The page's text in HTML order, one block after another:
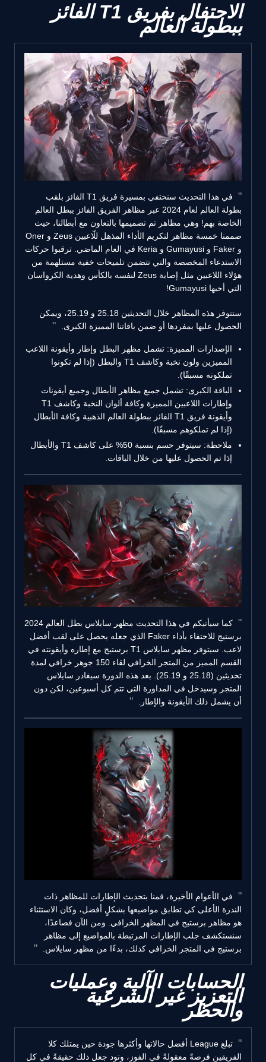
الاحتفال بفريق T1 الفائز
ببطولة العالم
في هذا التحديث سنحتفي بمسيرة فريق T1 الفائز بلقب
بطولة العالم لعام 2024 عبر مظاهر الفريق الفائز ببطل العالم
الخاصة بهم! وهي مظاهر تم تصميمها بالتعاون مع أبطالنا، حيث
صممنا خمسة مظاهر لتكريم الأداء المذهل للّاعبين Zeus و Oner
و Faker و Gumayusi و Keria في العام الماضي. ترقبوا حركات
الاستدعاء المخصصة والتي تتضمن تلميحات خفية مستلهمة من
هؤلاء اللاعبين مثل إصابة Zeus لنفسه بالكأس وهدية الكرواسان
التي أحبها Gumayusi!
ستتوفر هذه المظاهر خلال التحديثين 25.18 و 25.19، ويمكن
الحصول عليها بمفردها أو ضمن باقاتنا المميزة الكبرى.
الإصدارات المميزة: تشمل مظهر البطل وإطار وأيقونة اللاعب
المميزين ولون نخبة وكاشف T1 والبطل (إذا لم تكونوا
تملكونه مسبقًا).
الباقة الكبرى: تشمل جميع مظاهر الأبطال وجميع أيقونات
وإطارات اللاعبين المميزة وكافة ألوان النخبة وكاشف T1
وأيقونة فريق T1 الفائز ببطولة العالم الذهبية وكافة الأبطال
(إذا لم تملكوهم مسبقًا).
ملاحظة: سيتوفر حسم بنسبة 50% على كاشف T1 والأبطال
إذا تم الحصول عليها من خلال الباقات.
كما سيأتيكم في هذا التحديث مظهر سايلاس بطل العالم 2024
برستيج للاحتفاء بأداء Faker الذي جعله يحصل على لقب أفضل
لاعب. سيتوفر مظهر سايلاس T1 برستيج مع إطاره وأيقونته في
القسم المميز من المتجر الخرافي لقاء 150 جوهر خرافي لمدة
تحديثين (25.18 و 25.19). بعد هذه الدورة سيغادر سايلاس
المتجر وسيدخل في المداورة التي تتم كل أسبوعين، لكن دون
أن يشمل ذلك الأيقونة والإطار.
في الأعوام الأخيرة، قمنا بتحديث الإطارات للمظاهر ذات
الندرة الأعلى كي تطابق مواضيعها بشكلٍ أفضل، وكان الاستثناء
هو مظاهر برستيج في المظهر الخرافي. ومن الآن فصاعدًا،
سنستكشف جلب الإطارات المرتبطة بالمواضيع إلى مظاهر
برستيج في المتجر الخرافي كذلك، بدءًا من مظهر سايلاس.
الحسابات الآلية وعمليات
التعزيز غير الشرعية
والحظر
تبلغ League أفضل حالاتها وأكثرها جودة حين يمتلك كلا
الفريقين فرصةً معقولةً في الفوز، ونود جعل ذلك حقيقةً في كل